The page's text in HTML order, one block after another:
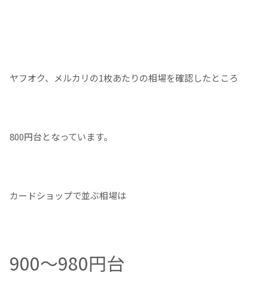
ヤフオク、メルカリの1枚あたりの相場を確認したところ
800円台となっています。
カードショップで並ぶ相場は
900～980円台